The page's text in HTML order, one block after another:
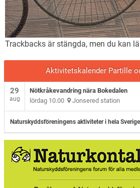
Trackbacks är stängda, men du kan
Aktivitetskalender Partille
29
aug
Nötkråkevandring nära Bokedalen
lördag 10.00 Jonsered station
Naturskyddsföreningens aktiviteter i hela Sverige